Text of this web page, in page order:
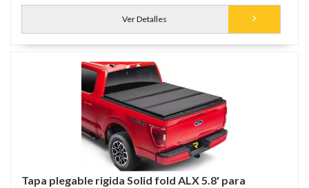
Ver Detalles
Tapa plegable rigida Solid fold ALX 5.8' para